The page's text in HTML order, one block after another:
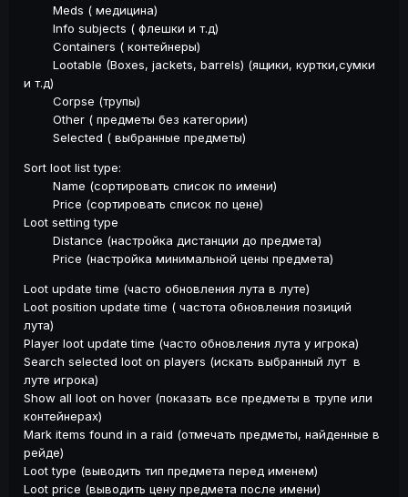
Meds ( медицина)
Info subjects ( флешки и т.д)
Containers ( контейнеры)
Lootable (Boxes, jackets, barrels) (ящики, куртки,сумки
и т.д)
Corpse (трупы)
Other ( предметы без категории)
Selected ( выбранные предметы)
Sort loot list type:
Name (сортировать список по имени)
Price (сортировать список по цене)
Loot setting type
Distance (настройка дистанции до предмета)
Price (настройка минимальной цены предмета)
Loot update time (часто обновления лута в луте)
Loot position update time ( частота обновления позиций
лута)
Player loot update time (часто обновления лута у игрока)
Search selected loot on players (искать выбранный лут в
луте игрока)
Show all loot on hover (показать все предметы в трупе или
контейнерах)
Mark items found in a raid (отмечать предметы, найденные в
рейде)
Loot type (выводить тип предмета перед именем)
Loot price (выводить цену предмета после имени)